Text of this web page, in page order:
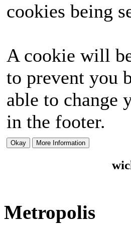
cookies being
A cookie will
to prevent you
able to change
in the footer.
Metropolis